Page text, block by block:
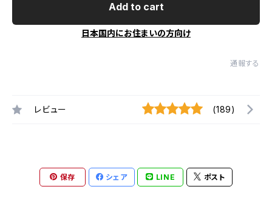
Add to cart
日本国内にお住まいの方向け
通報する
レビュー (189)
保存 シェア LINE ポスト